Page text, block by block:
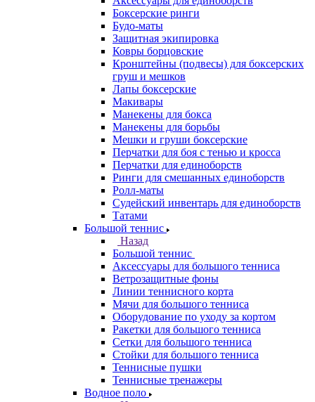
Боксерские ринги
Будо-маты
Защитная экипировка
Ковры борцовские
Кронштейны (подвесы) для боксерских
груш и мешков
Лапы боксерские
Макивары
Манекены для бокса
Манекены для борьбы
Мешки и груши боксерские
Перчатки для боя с тенью и кросса
Перчатки для единоборств
Ринги для смешанных единоборств
Ролл-маты
Судейский инвентарь для единоборств
Татами
Большой теннис
Назад
Большой теннис
Аксессуары для большого тенниса
Ветрозащитные фоны
Линии теннисного корта
Мячи для большого тенниса
Оборудование по уходу за кортом
Ракетки для большого тенниса
Сетки для большого тенниса
Стойки для большого тенниса
Теннисные пушки
Теннисные тренажеры
Водное поло